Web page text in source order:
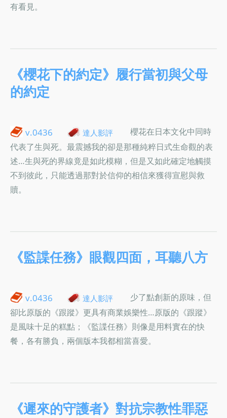
有看見。
《櫻花下的約定》履行當初與父母
的約定
v.0436 達人影評
櫻花在日本文化中同時
代表了生與死。最震撼我的卻是那種純粹日式生命觀的表
述…生與死的界線竟是如此模糊，但是又如此確定地觸摸
不到彼此，只能透過那對於信仰的相信來獲得宣慰與救
贖。
《監諜任務》眼觀四面，耳聽八方
v.0436 達人影評
少了點創新的原味，但
卻比原版的《跟蹤》更具有商業娛樂性…原版的《跟蹤》
是風味十足的糕點；《監諜任務》則像是用料實在的快
餐，各有勝負，兩個版本我都相當喜愛。
《遲來的守護者》對抗宗教性罪惡